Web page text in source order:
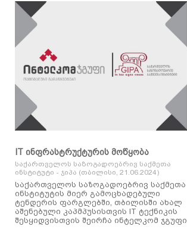
IT ინფრასტრუქტურის მოწყობა
საქართველოს საზოგადოებრივ საქმეთა
ინსტიტუტი - ჯიპა (თბილისი, 21.06.2024)
საქართველოს საზოგადოებრივ საქმეთა
ინსტიტუტის მიერ გამოცხადებული
ტენდერის ფარგლებში, თბილისში ახალ
აშენებული კაპმპუსისთვის IT ტექნიკის
შესყიდვისთვის შეირჩა ინტელკომ ჯგუფი.